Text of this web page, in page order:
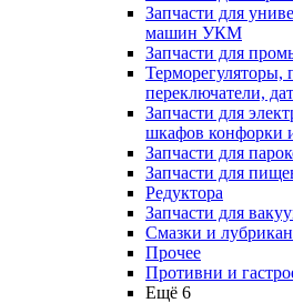
Запчасти для
машин УКМ
Запчасти для
Терморегуляторы,
переключатели,
Запчасти для
шкафов
Запчасти для
Запчасти для
Редуктора
Запчасти для
Смазки и
Прочее
Противни и
Ещё 6